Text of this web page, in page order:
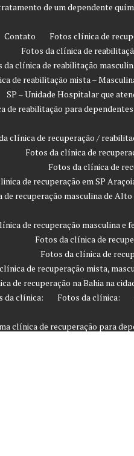
de um dependente
Contato
Fotos clínica de
Fotos da clínica de
da clínica de reabilitação
de reabilitação mista –
SP – Unidade Hospitalar que
de reabilitação para
clínica de recuperação /
Fotos da clínica de
Fotos da clínica de
de recuperação em SP
recuperação masculina de Alto
de recuperação masculina e
Fotos da clínica de
Fotos da clínica de
de recuperação mista,
de recuperação na Bahia na
da clínica:
Fotos da clínica:
clínica de recuperação para